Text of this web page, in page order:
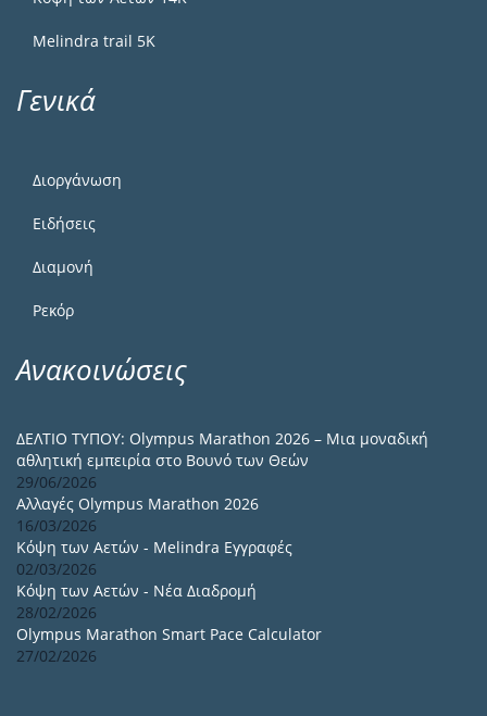
Melindra trail 5Κ
Γενικά
Διοργάνωση
Ειδήσεις
Διαμονή
Ρεκόρ
Ανακοινώσεις
ΔΕΛΤΙΟ ΤΥΠΟΥ: Olympus Marathon 2026 – Μια μοναδική
αθλητική εμπειρία στο Βουνό των Θεών
29/06/2026
Αλλαγές Olympus Marathon 2026
16/03/2026
Κόψη των Αετών - Melindra Εγγραφές
02/03/2026
Κόψη των Αετών - Νέα Διαδρομή
28/02/2026
Olympus Marathon Smart Pace Calculator
27/02/2026